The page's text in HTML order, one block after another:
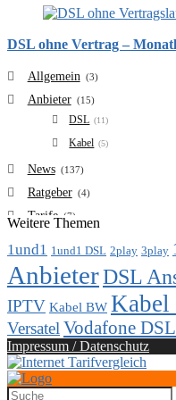
DSL ohne Vertrag –
Allgemein (3)
Anbieter (15)
DSL (11)
Kabel (5)
News (137)
Ratgeber (4)
Tarife (7)
Weitere Themen
1und1 1und1 DSL 2play 3play
AnbieterDSL
IPTV Kabel BW Kabel
Versatel Vodafone DSL
Impressum / Datenschutz